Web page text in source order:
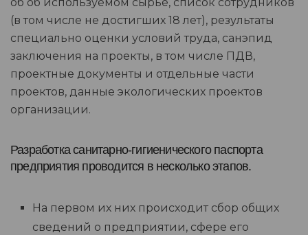
(в том числе не достигших 18 лет), результаты
специально оценки условий труда, санэпид
заключения на проекты, в том числе ПДВ,
проектные документы и отдельные части
проектов, данные экологических проектов
организации.
Разработка санитарно-гигиенического паспорта
предприятия проводится в несколько этапов.
На первом их них происходит сбор общих
сведений о предприятии, сфере его